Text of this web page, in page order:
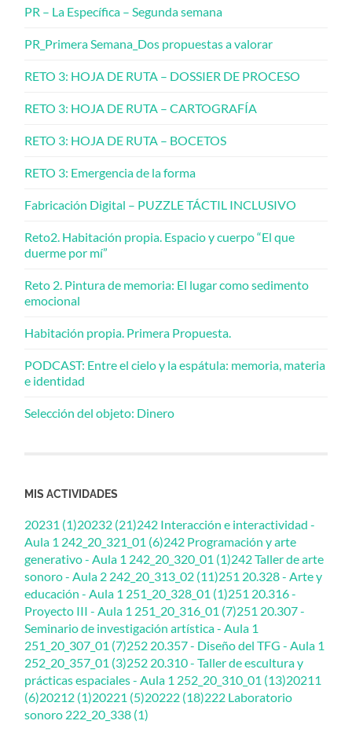
PR – La Específica – Segunda semana
PR_Primera Semana_Dos propuestas a valorar
RETO 3: HOJA DE RUTA – DOSSIER DE PROCESO
RETO 3: HOJA DE RUTA – CARTOGRAFÍA
RETO 3: HOJA DE RUTA – BOCETOS
RETO 3: Emergencia de la forma
Fabricación Digital – PUZZLE TÁCTIL INCLUSIVO
Reto2. Habitación propia. Espacio y cuerpo “El que
duerme por mí”
Reto 2. Pintura de memoria: El lugar como sedimento
emocional
Habitación propia. Primera Propuesta.
PODCAST: Entre el cielo y la espátula: memoria, materia
e identidad
Selección del objeto: Dinero
MIS ACTIVIDADES
20231 (1)20232 (21)242 Interacción e interactividad -
Aula 1 242_20_321_01 (6)242 Programación y arte
generativo - Aula 1 242_20_320_01 (1)242 Taller de arte
sonoro - Aula 2 242_20_313_02 (11)251 20.328 - Arte y
educación - Aula 1 251_20_328_01 (1)251 20.316 -
Proyecto III - Aula 1 251_20_316_01 (7)251 20.307 -
Seminario de investigación artística - Aula 1
251_20_307_01 (7)252 20.357 - Diseño del TFG - Aula 1
252_20_357_01 (3)252 20.310 - Taller de escultura y
prácticas espaciales - Aula 1 252_20_310_01 (13)20211
(6)20212 (1)20221 (5)20222 (18)222 Laboratorio
sonoro 222_20_338 (1)